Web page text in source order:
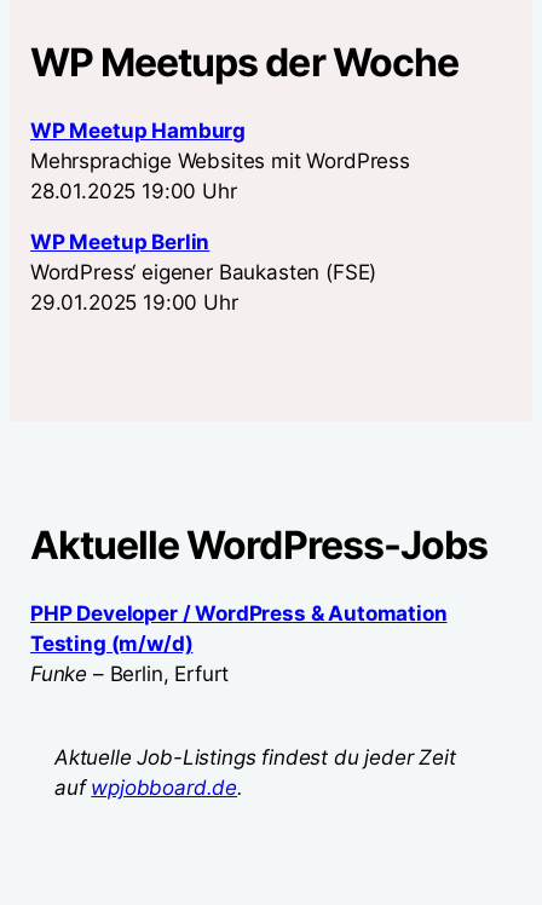
WP Meetups der Woche
WP Meetup Hamburg
Mehrsprachige Websites mit WordPress
28.01.2025 19:00 Uhr
WP Meetup Berlin
WordPress‘ eigener Baukasten (FSE)
29.01.2025 19:00 Uhr
Aktuelle WordPress-Jobs
PHP Developer / WordPress & Automation
Testing (m/w/d)
Funke – Berlin, Erfurt
Aktuelle Job-Listings findest du jeder Zeit
auf wpjobboard.de.